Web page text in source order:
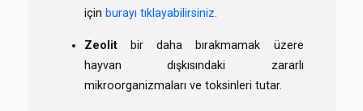
için burayı tıklayabilirsiniz.
Zeolitbir daha bırakmamak üzere
hayvan dışkısındaki zararlı
mikroorganizmaları ve toksinleri tutar.